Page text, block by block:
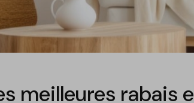
meilleures rabais